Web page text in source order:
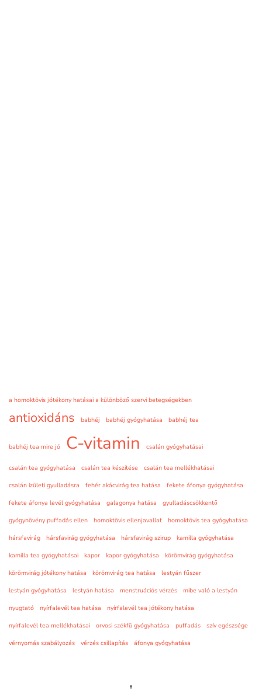
a homoktövis jótékony hatásai a különböző szervi betegségekben
antioxidáns babhéj babhéj gyógyhatása babhéj tea
babhéj tea mire jó C-vitamin csalán gyógyhatásai
csalán tea gyógyhatása csalán tea készítése
csalán tea mellékhatásai
csalán ízületi gyulladásra
fehér akácvirág tea hatása
fekete áfonya gyógyhatása
fekete áfonya levél gyógyhatása
galagonya hatása
gyulladáscsökkentő
gyógynövény puffadás ellen
homoktövis ellenjavallat
homoktövis tea gyógyhatása
hársfavirág
hársfavirág gyógyhatása hársfavirág szirup
kamilla gyógyhatása
kamilla tea gyógyhatásai
kapor kapor gyógyhatása
körömvirág gyógyhatása
körömvirág jótékony hatása
körömvirág tea hatása
lestyán fűszer
lestyán gyógyhatása
lestyán hatása menstruációs vérzés
mibe való a lestyán
nyugtató
nyírfalevél tea hatása
nyírfalevél tea jótékony hatása
nyírfalevél tea mellékhatásai
orvosi székfű gyógyhatása puffadás
szív egészsége
vérnyomás szabályozás
vérzés csillapítás áfonya gyógyhatása